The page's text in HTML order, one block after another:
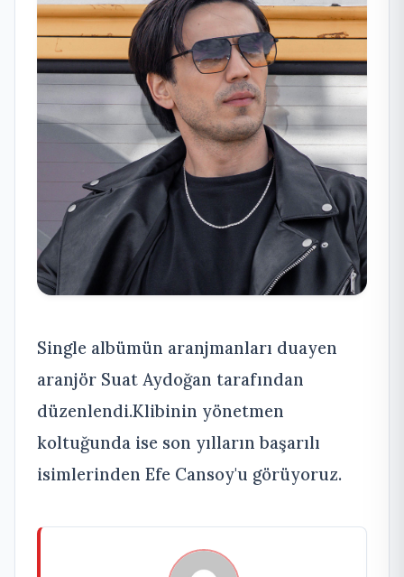
Single albümün aranjmanları duayen
aranjör Suat Aydoğan tarafından
düzenlendi.Klibinin yönetmen
koltuğunda ise son yılların başarılı
isimlerinden Efe Cansoy'u görüyoruz.